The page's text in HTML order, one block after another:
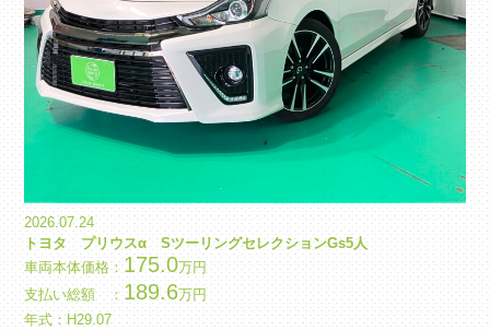
2026.07.24
トヨタ プリウスα SツーリングセレクションGs5人
車両本体価格： 175.0万円
支払い総額 ： 189.6万円
年式： H29.07